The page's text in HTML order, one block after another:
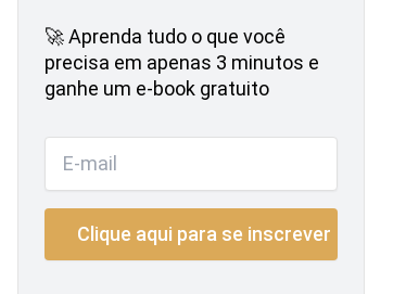
🚀 Aprenda tudo o que você
precisa em apenas 3 minutos e
ganhe um e-book gratuito